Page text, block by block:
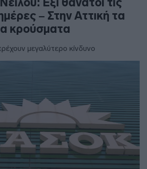
Έξι θάνατοι τις
– Στην Αττική τα
κρούσματα
μεγαλύτερο κίνδυνο